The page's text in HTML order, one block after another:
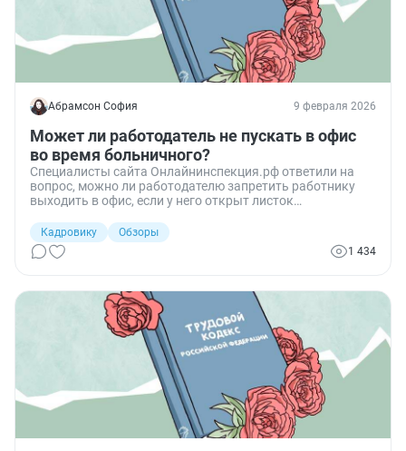
Абрамсон София 9 февраля 2026
Может ли работодатель не пускать в офис
во время больничного?
Специалисты сайта Онлайнинспекция.рф ответили на
вопрос, можно ли работодателю запретить работнику
выходить в офис, если у него открыт листок
таком запрете.
Кадровику
Обзоры
1 434